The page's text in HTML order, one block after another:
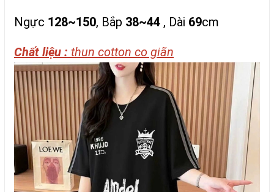
Ngực 128~150, Bắp 38~44 , Dài 69cm
Chất liệu : thun cotton co giãn